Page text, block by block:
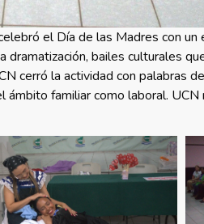
el Día de las Madres con
dramatización, bailes culturales
cerró la actividad con palabras
familiar como laboral.